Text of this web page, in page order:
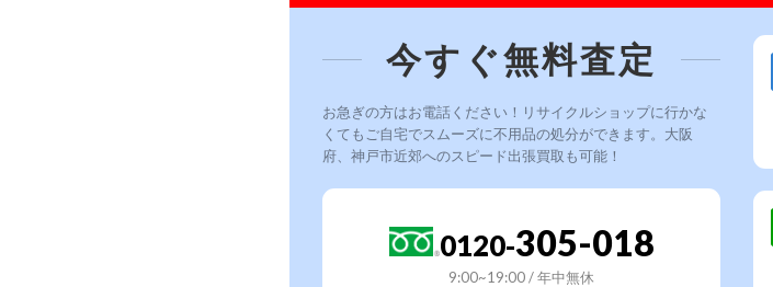
今すぐ無料査定
お急ぎの方はお電話ください！リサイクルショップに行かな
くてもご自宅でスムーズに不用品の処分ができます。大阪
府、神戸市近郊へのスピード出張買取も可能！
0120-305-018
9:00~19:00 / 年中無休